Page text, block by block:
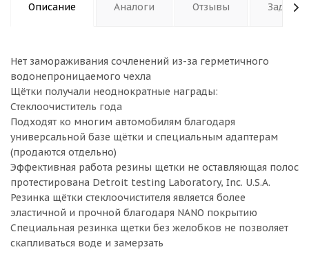
Описание Аналоги Отзывы Задать
Нет замораживания сочленений из-за герметичного
водонепроницаемого чехла
Щётки получали неоднократные награды:
Стеклоочиститель года
Подходят ко многим автомобилям благодаря
универсальной базе щётки и специальным адаптерам
(продаются отдельно)
Эффективная работа резины щетки не оставляющая полос
протестирована Detroit testing Laboratory, Inc. U.S.A.
Резинка щётки стеклоочистителя является более
эластичной и прочной благодаря NANO покрытию
Специальная резинка щетки без желобков не позволяет
скапливаться воде и замерзать